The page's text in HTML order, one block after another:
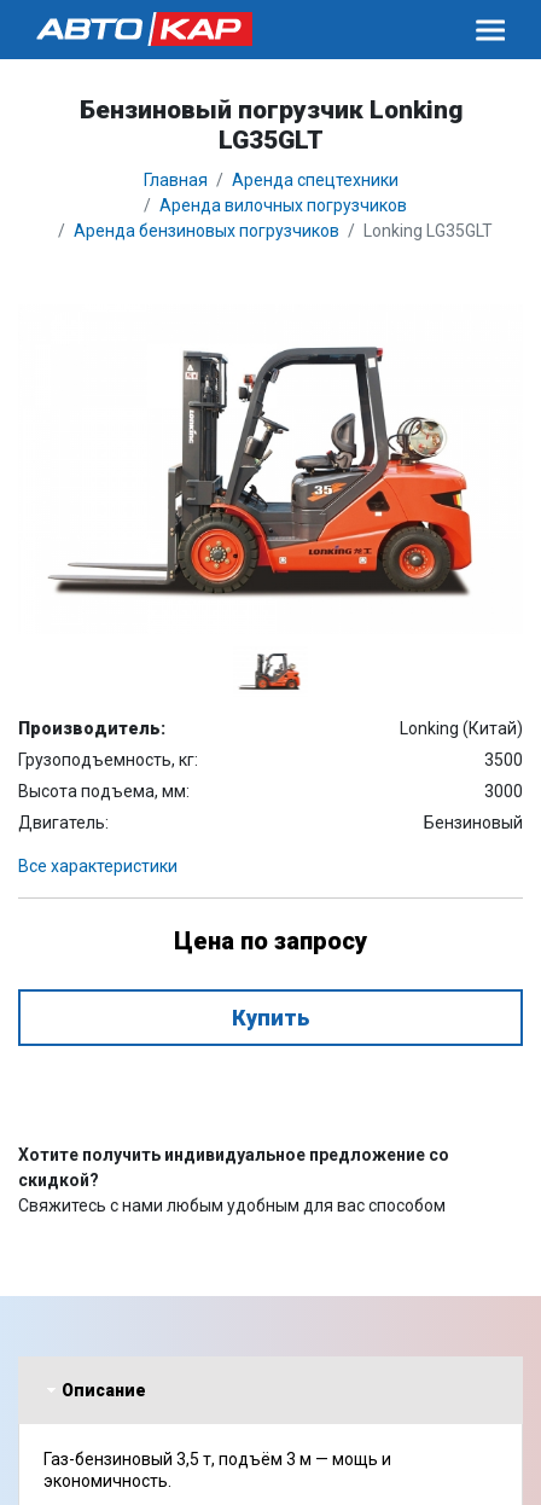
Бензиновый погрузчик Lonking
LG35GLT
Главная
Аренда спецтехники
Аренда вилочных погрузчиков
Аренда бензиновых погрузчиков
Lonking LG35GLT
Производитель:
Lonking (Китай)
Грузоподъемность, кг:
3500
Высота подъема, мм:
3000
Двигатель:
Бензиновый
Все характеристики
Цена по запросу
Купить
Хотите получить индивидуальное предложение со
скидкой?
Свяжитесь с нами любым удобным для вас способом
Описание
Газ-бензиновый 3,5 т, подъём 3 м — мощь и
экономичность.